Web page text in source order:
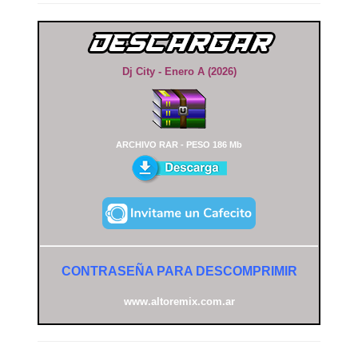
Dj City - Enero A (2026)
ARCHIVO RAR - PESO 186 Mb
CONTRASEÑA PARA DESCOMPRIMIR
www.altoremix.com.ar